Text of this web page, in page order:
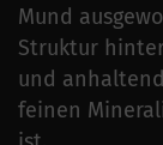
Mund
Struktur
und
feinen